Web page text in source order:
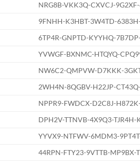
NRG8B-VKK3Q-CXVCJ-
9FNHH-K3HBT-3W4TD-
6TP4R-GNPTD-KYYHQ-
YVWGF-BXNMC-HTQYQ-
NW6C2-QMPVW-D7KKK-
2WH4N-8QGBV-H22JP-
NPPR9-FWDCX-D2C8J-
DPH2V-TTNVB-4X9Q3-TJR4H-
YYVX9-NTFWV-6MDM3-
44RPN-FTY23-9VTTB-MP9BX-